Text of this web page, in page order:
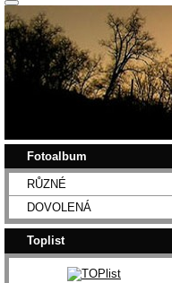
Fotoalbum
RŮZNÉ
DOVOLENÁ
Toplist